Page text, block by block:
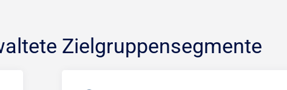
Zielgruppensegmente